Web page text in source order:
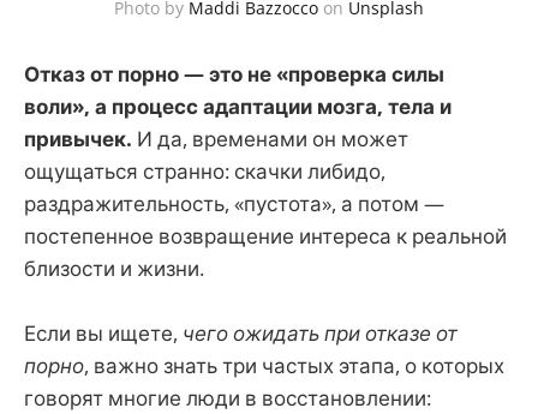
Photo by Maddi Bazzocco on Unsplash
Отказ от порно — это не «проверка силы
воли», а процесс адаптации мозга, тела и
привычек. И да, временами он может
ощущаться странно: скачки либидо,
раздражительность, «пустота», а потом —
постепенное возвращение интереса к реальной
близости и жизни.
Если вы ищете, чего ожидать при отказе от
порно, важно знать три частых этапа, о которых
говорят многие люди в восстановлении: